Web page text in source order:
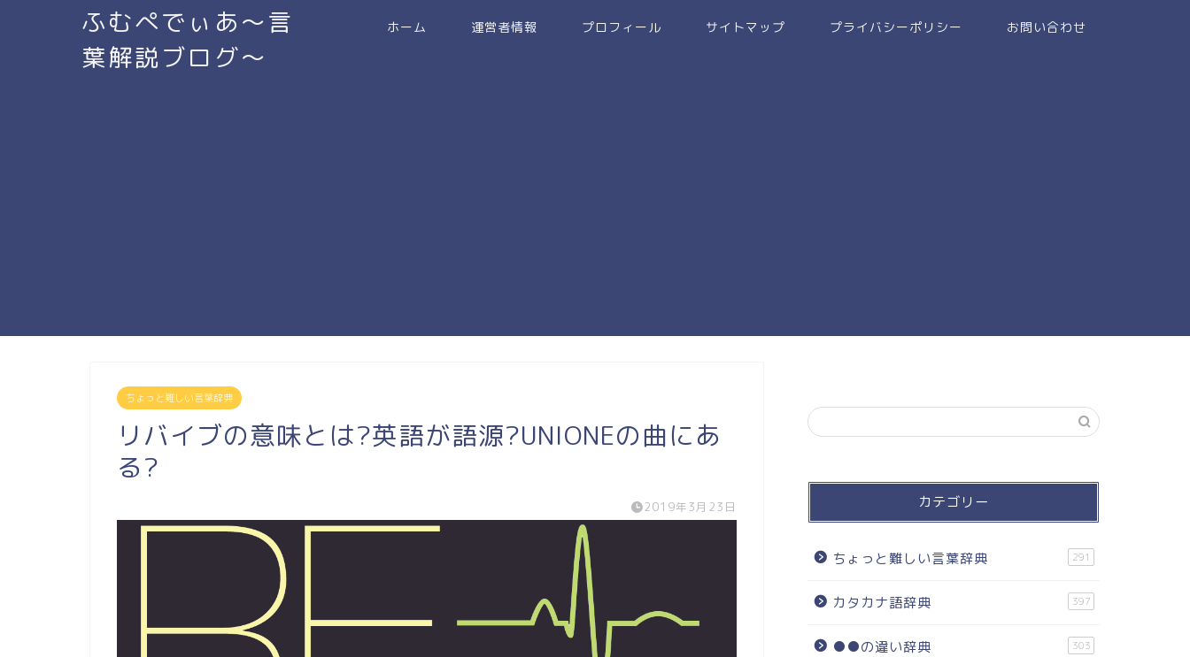
ふむぺでぃあ～言
葉解説ブログ～
ホーム 運営者情報 プロフィール サイトマップ プライバシーポリシー お問い合わせ
ちょっと難しい言葉辞典
リバイブの意味とは?英語が語源?UNIONEの曲にあ
る?
2019年3月23日 カテゴリー
ちょっと難しい言葉辞典 291
カタカナ語辞典 397
●●の違い辞典 303